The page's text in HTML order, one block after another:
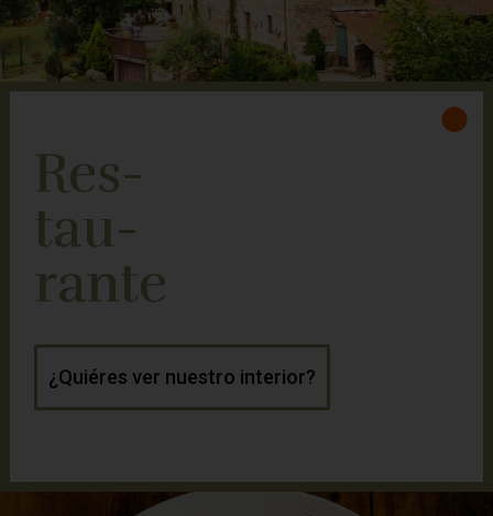
Res-
tau-
rante
¿Quiéres ver nuestro interior?